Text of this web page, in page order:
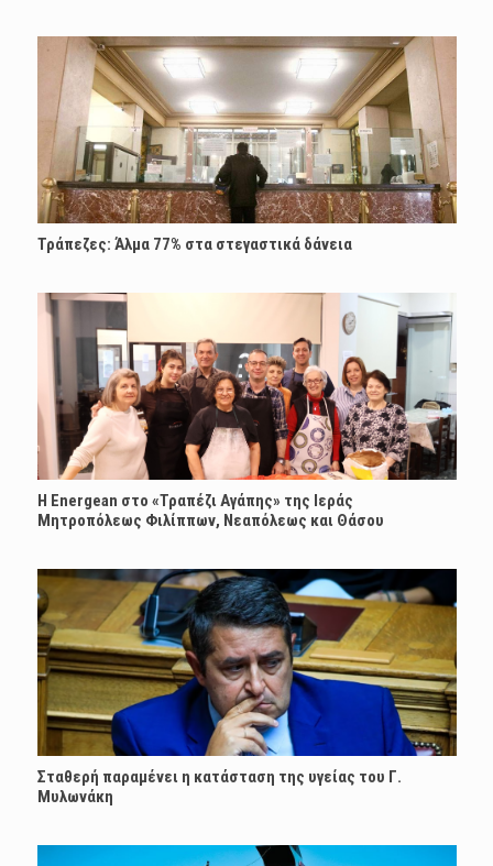
Τράπεζες: Άλμα 77% στα στεγαστικά δάνεια
H Energean στο «Τραπέζι Αγάπης» της Ιεράς
Μητροπόλεως Φιλίππων, Νεαπόλεως και Θάσου
Σταθερή παραμένει η κατάσταση της υγείας του Γ.
Μυλωνάκη